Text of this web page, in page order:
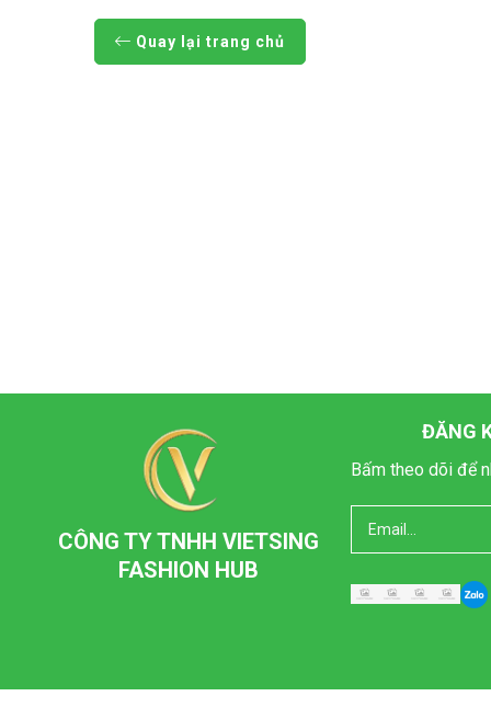
Quay lại trang chủ
CÔNG TY TNHH VIETSING
FASHION HUB
ĐĂNG
Bấm theo dõi để